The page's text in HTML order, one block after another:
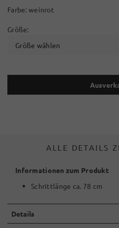
Farbe: weinrot
Größe:
Größe wählen
ALLE DETAILS
Informationen zum Produkt
Schrittlänge ca. 78 cm
Details